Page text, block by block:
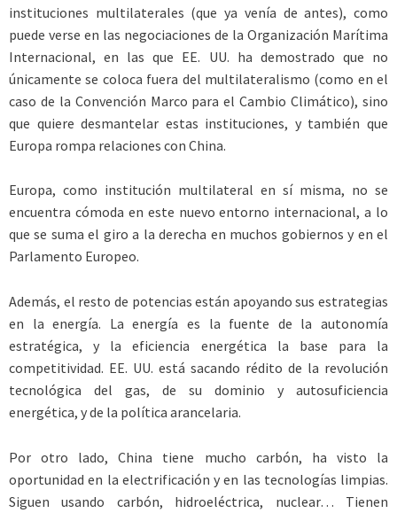
instituciones multilaterales (que ya venía de antes), como
puede verse en las negociaciones de la Organización Marítima
Internacional, en las que EE. UU. ha demostrado que no
únicamente se coloca fuera del multilateralismo (como en el
caso de la Convención Marco para el Cambio Climático), sino
que quiere desmantelar estas instituciones, y también que
Europa rompa relaciones con China.
Europa, como institución multilateral en sí misma, no se
encuentra cómoda en este nuevo entorno internacional, a lo
que se suma el giro a la derecha en muchos gobiernos y en el
Parlamento Europeo.
Además, el resto de potencias están apoyando sus estrategias
en la energía. La energía es la fuente de la autonomía
estratégica, y la eficiencia energética la base para la
competitividad. EE. UU. está sacando rédito de la revolución
tecnológica del gas, de su dominio y autosuficiencia
energética, y de la política arancelaria.
Por otro lado, China tiene mucho carbón, ha visto la
oportunidad en la electrificación y en las tecnologías limpias.
Siguen usando carbón, hidroeléctrica, nuclear… Tienen